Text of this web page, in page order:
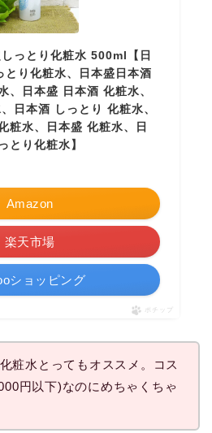
っとり化粧水 500ml【日
とり化粧水、日本盛日本酒
、日本盛 日本酒 化粧水、
日本酒 しっとり 化粧水、
粧水、日本盛 化粧水、日
とり化粧水】
Amazon
楽天市場
ショッピング
ポチップ
粧水とってもオススメ。コス
円以下)なのにめちゃくちゃ